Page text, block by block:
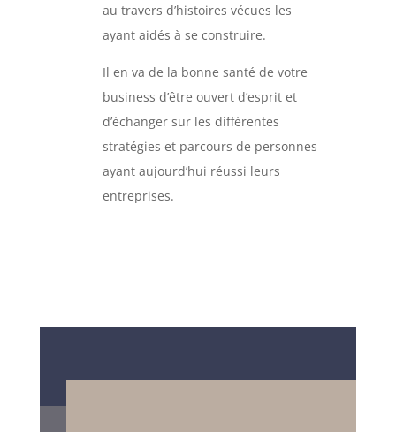
au travers d’histoires vécues les
ayant aidés à se construire.
Il en va de la bonne santé de votre
business d’être ouvert d’esprit et
d’échanger sur les différentes
stratégies et parcours de personnes
ayant aujourd’hui réussi leurs
entreprises.